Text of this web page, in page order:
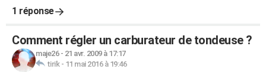
1 réponse
Comment régler un carburateur de tondeuse ?
maje26- 21 avr. 2009 à 17:17
tirik- 11 mai 2016 à 19:46